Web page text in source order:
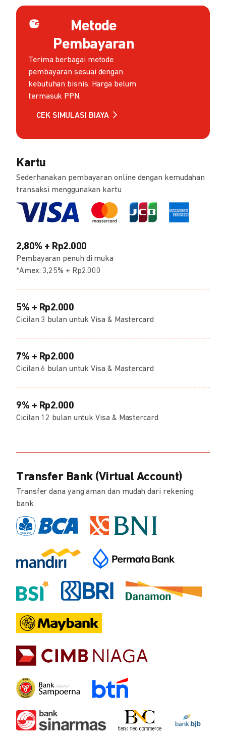
Metode
Pembayaran
Terima berbagai metode
pembayaran sesuai dengan
kebutuhan bisnis. Harga belum
termasuk PPN.
CEK SIMULASI BIAYA
Kartu
Sederhanakan pembayaran online dengan kemudahan
transaksi menggunakan kartu
2,80% + Rp2.000
Pembayaran penuh di muka
*Amex: 3,25% + Rp2.000
5% + Rp2.000
Cicilan 3 bulan untuk Visa & Mastercard
7% + Rp2.000
Cicilan 6 bulan untuk Visa & Mastercard
9% + Rp2.000
Cicilan 12 bulan untuk Visa & Mastercard
Transfer Bank (Virtual Account)
Transfer dana yang aman dan mudah dari rekening
bank